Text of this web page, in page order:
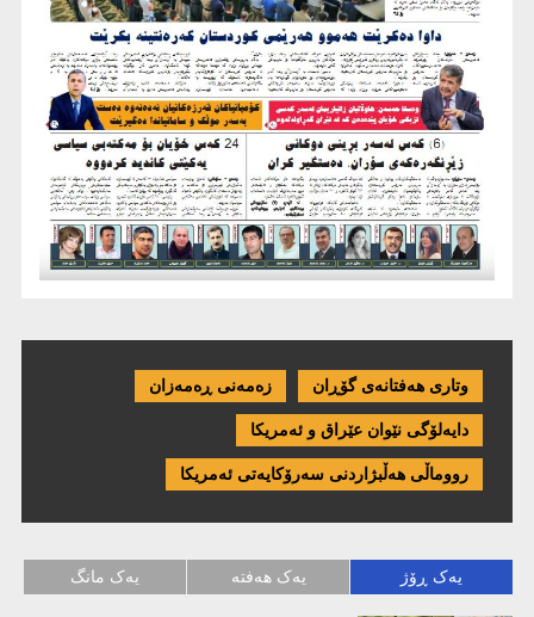
وتاری هەفتانەی گۆڕان زەمەنی ڕەمەزان
دایەلۆگی نێوان عێراق و ئەمریكا
رووماڵی هەڵبژاردنی سەرۆکایەتی ئەمریکا
یەک ڕۆژ یەک هەفتە یەک مانگ